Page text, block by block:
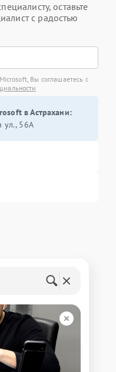
оставьте
с радостью
Вы соглашаетесь с
в Астрахани:
ул., 56А